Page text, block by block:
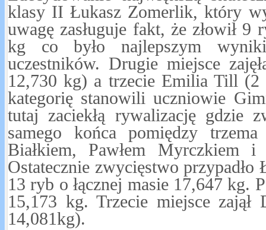
klasy II Łukasz Zomerlik, który
uwagę zasługuje fakt, że złowił 9
kg co było najlepszym
uczestników. Drugie miejsce
12,730 kg) a trzecie Emilia Till
kategorię stanowili uczniowie
tutaj zaciekłą rywalizację gdzie
samego końca pomiędzy
Białkiem, Pawłem Myrczkiem i
Ostatecznie zwycięstwo
13 ryb o łącznej masie 17,647 kg.
15,173 kg. Trzecie miejsce
14,081kg).